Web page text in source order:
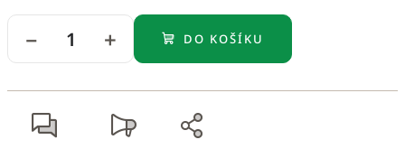
+
− DO KOŠÍKU